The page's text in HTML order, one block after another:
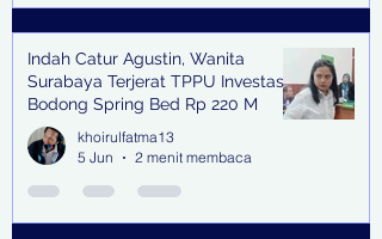
Indah Catur Agustin, Wanita
Surabaya Terjerat TPPU Investasi
Bodong Spring Bed Rp 220 M
khoirulfatma13
5 Jun
2 menit membaca